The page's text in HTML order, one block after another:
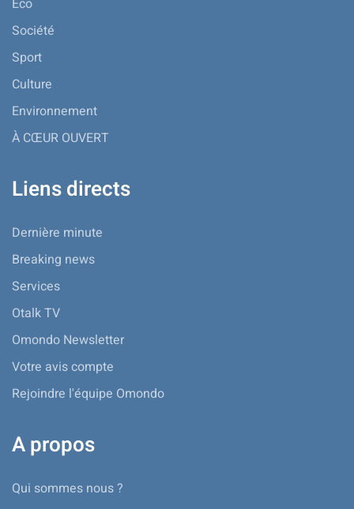
Eco
Société
Sport
Culture
Environnement
À CŒUR OUVERT
Liens directs
Dernière minute
Breaking news
Services
Otalk TV
Omondo Newsletter
Votre avis compte
Rejoindre l'équipe Omondo
A propos
Qui sommes nous ?